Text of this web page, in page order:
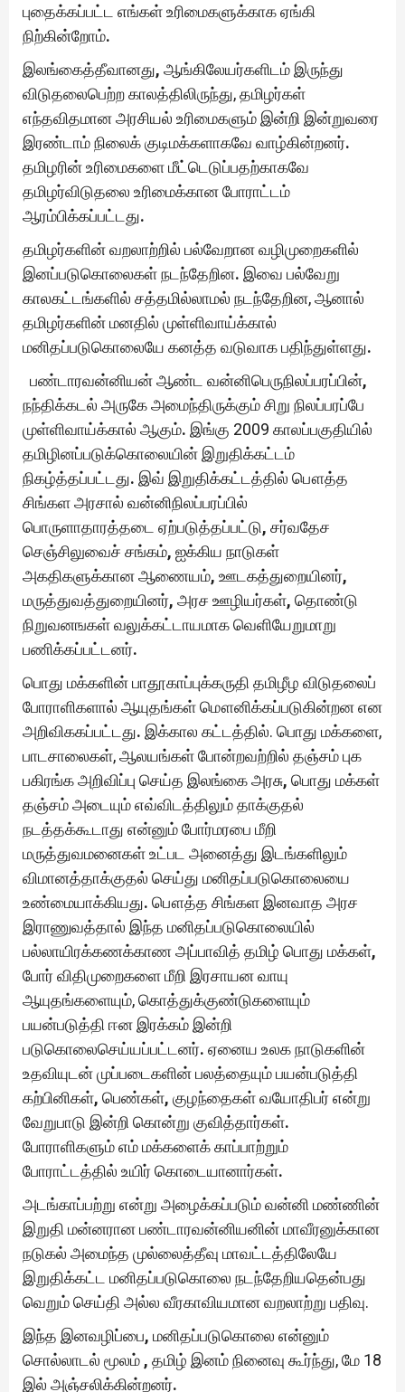
புதைக்கப்பட்ட எங்கள் உரிமைகளுக்காக ஏங்கி
நிற்கின்றோம்.
இலங்கைத்தீவானது, ஆங்கிலேயர்களிடம் இருந்து
விடுதலைபெற்ற காலத்திலிருந்து, தமிழர்கள்
எந்தவிதமான அரசியல் உரிமைகளும் இன்றி இன்றுவரை
இரண்டாம் நிலைக் குடிமக்களாகவே வாழ்கின்றனர்.
தமிழரின் உரிமைகளை மீட்டெடுப்பதற்காகவே
தமிழர்விடுதலை உரிமைக்கான போராட்டம்
ஆரம்பிக்கப்பட்டது.
தமிழர்களின் வறலாற்றில் பல்வேறான வழிமுறைகளில்
இனப்படுகொலைகள் நடந்தேறின. இவை பல்வேறு
காலகட்டங்களில் சத்தமில்லாமல் நடந்தேறின, ஆனால்
தமிழர்களின் மனதில் முள்ளிவாய்க்கால்
மனிதப்படுகொலையே கனத்த வடுவாக பதிந்துள்ளது.
பண்டாரவன்னியன் ஆண்ட வன்னிபெருநிலப்பரப்பின்,
நந்திக்கடல் அருகே அமைந்திருக்கும் சிறு நிலப்பரப்பே
முள்ளிவாய்க்கால் ஆகும். இங்கு 2009 காலப்பகுதியில்
தமிழினப்படுக்கொலையின் இறுதிக்கட்டம்
நிகழ்த்தப்பட்டது. இவ் இறுதிக்கட்டத்தில் பௌத்த
சிங்கள அரசால் வன்னிநிலப்பரப்பில்
பொருளாதாரத்தடை ஏற்படுத்தப்பட்டு, சர்வதேச
செஞ்சிலுவைச் சங்கம், ஐக்கிய நாடுகள்
அகதிகளுக்கான ஆணையம், ஊடகத்துறையினர்,
மருத்துவத்துறையினர், அரச ஊழியர்கள், தொண்டு
நிறுவனஙகள் வலுக்கட்டாயமாக வெளியேறுமாறு
பணிக்கப்பட்டனர்.
பொது மக்களின் பாதூகாப்புக்கருதி தமிழீழ விடுதலைப்
போராளிகளால் ஆயுதங்கள் மௌனிக்கப்படுகின்றன என
அறிவிககப்பட்டது. இக்கால கட்டத்தில். பொது மக்களை,
பாடசாலைகள், ஆலயங்கள் போன்றவற்றில் தஞ்சம் புக
பகிரங்க அறிவிப்பு செய்த இலங்கை அரசு, பொது மக்கள்
தஞ்சம் அடையும் எவ்விடத்திலும் தாக்குதல்
நடத்தக்கூடாது என்னும் போர்மரபை மீறி
மருத்துவமனைகள் உட்பட அனைத்து இடங்களிலும்
விமானத்தாக்குதல் செய்து மனிதப்படுகொலையை
உண்மையாக்கியது. பௌத்த சிங்கள இனவாத அரச
இராணுவத்தால் இந்த மனிதப்படுகொலையில்
பல்லாயிரக்கணக்காண அப்பாவித் தமிழ் பொது மக்கள்,
போர் விதிமுறைகளை மீறி இரசாயன வாயு
ஆயுதங்களையும், கொத்துக்குண்டுகளையும்
பயன்படுத்தி ஈன இரக்கம் இன்றி
படுகொலைசெய்யப்பட்டனர். ஏனைய உலக நாடுகளின்
உதவியுடன் முப்படைகளின் பலத்தையும் பயன்படுத்தி
கற்பினிகள், பெண்கள், குழந்தைகள் வயோதிபர் என்று
வேறுபாடு இன்றி கொன்று குவித்தார்கள்.
போராளிகளும் எம் மக்களைக் காப்பாற்றும்
போராட்டத்தில் உயிர் கொடையானார்கள்.
அடங்காப்பற்று என்று அழைக்கப்படும் வன்னி மண்ணின்
இறுதி மன்னரான பண்டாரவன்னியனின் மாவீரனுக்கான
நடுகல் அமைந்த முல்லைத்தீவு மாவட்டத்திலேயே
இறுதிக்கட்ட மனிதப்படுகொலை நடந்தேறியதென்பது
வெறும் செய்தி அல்ல வீரகாவியமான வறலாற்று பதிவு.
இந்த இனவழிப்பை, மனிதப்படுகொலை என்னும்
சொல்லாடல் மூலம் , தமிழ் இனம் நினைவு கூர்ந்து, மே 18
இல் அஞ்சலிக்கின்றனர்.